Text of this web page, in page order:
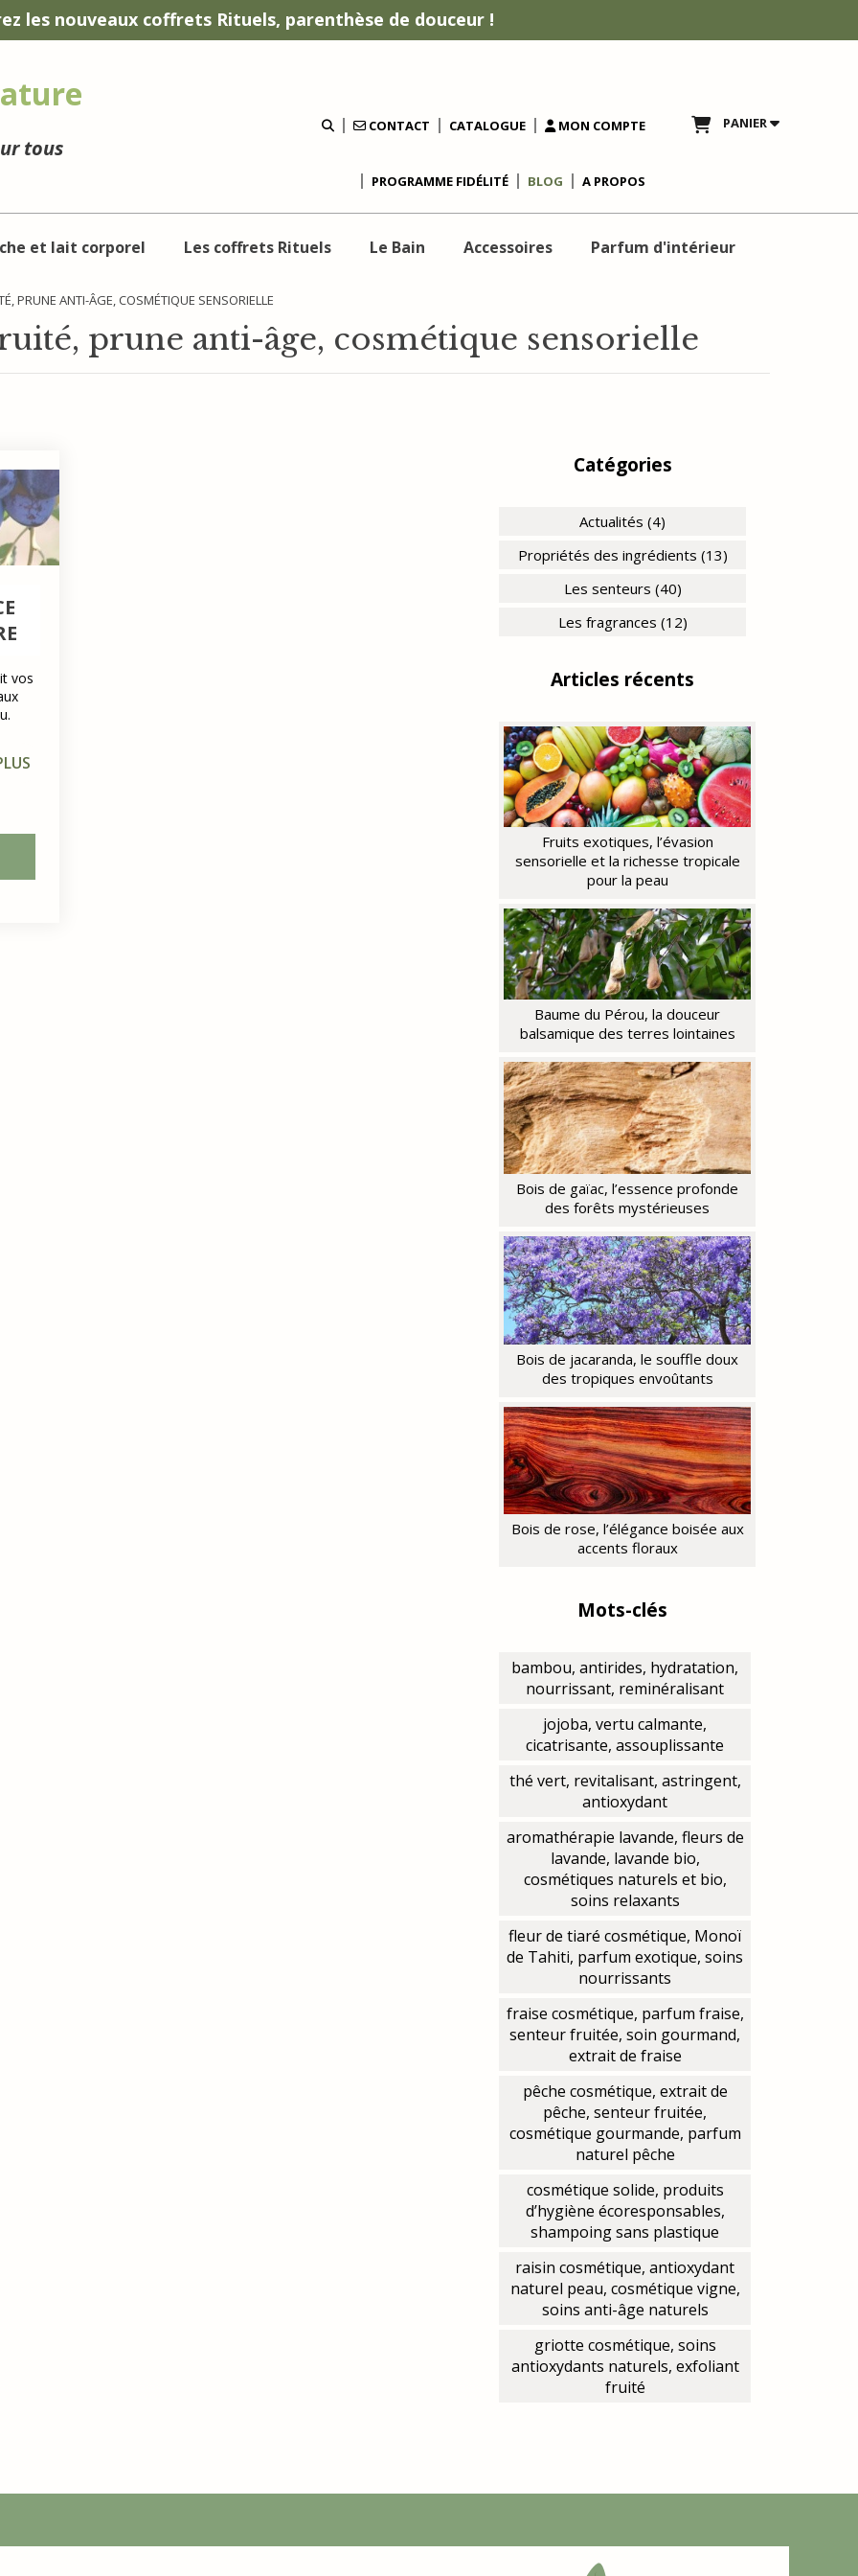
les nouveaux coffrets Rituels, parenthèse de douceur !
tous
CONTACT CATALOGUE MON COMPTE
PROGRAMME FIDÉLITÉ BLOG A PROPOS
PANIER
et lait corporel Les coffrets Rituels Le Bain Accessoires Parfum d'intérieur
PRUNE ANTI-ÂGE, COSMÉTIQUE SENSORIELLE
prune anti-âge, cosmétique sensorielle
vos
Catégories
Actualités (4)
Propriétés des ingrédients (13)
Les senteurs (40)
Les fragrances (12)
Articles récents
Fruits exotiques, l’évasion
sensorielle et la richesse tropicale
pour la peau
Baume du Pérou, la douceur
balsamique des terres lointaines
Bois de gaïac, l’essence profonde
des forêts mystérieuses
Bois de jacaranda, le souffle doux
des tropiques envoûtants
Bois de rose, l’élégance boisée aux
accents floraux
Mots-clés
bambou, antirides, hydratation,
nourrissant, reminéralisant
jojoba, vertu calmante,
cicatrisante, assouplissante
thé vert, revitalisant, astringent,
antioxydant
aromathérapie lavande, fleurs de
lavande, lavande bio,
cosmétiques naturels et bio,
soins relaxants
fleur de tiaré cosmétique, Monoï
de Tahiti, parfum exotique, soins
nourrissants
fraise cosmétique, parfum fraise,
senteur fruitée, soin gourmand,
extrait de fraise
pêche cosmétique, extrait de
pêche, senteur fruitée,
cosmétique gourmande, parfum
naturel pêche
cosmétique solide, produits
d’hygiène écoresponsables,
shampoing sans plastique
raisin cosmétique, antioxydant
naturel peau, cosmétique vigne,
soins anti-âge naturels
griotte cosmétique, soins
antioxydants naturels, exfoliant
fruité